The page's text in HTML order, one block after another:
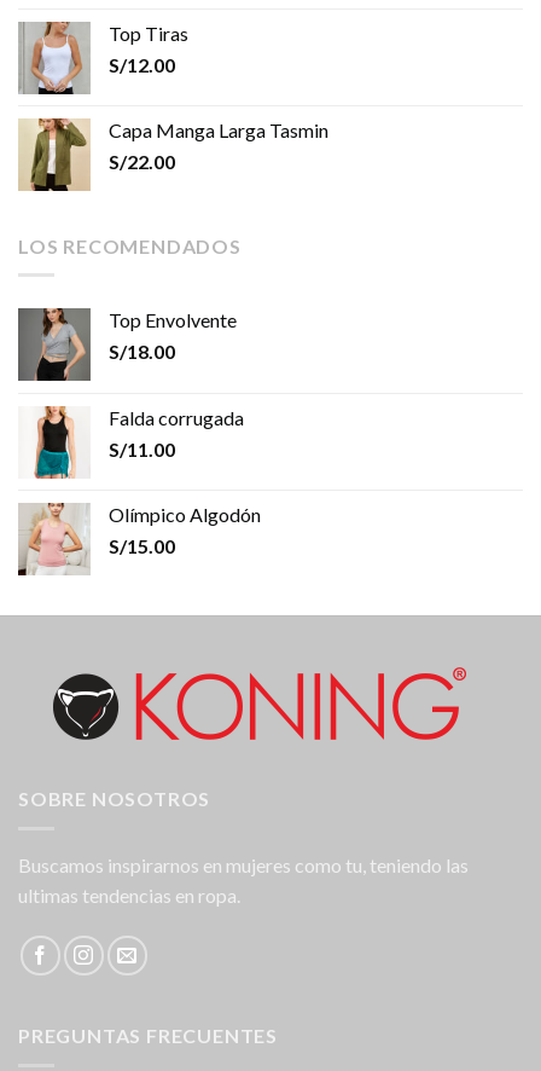
Top Tiras
S/12.00
Capa Manga Larga Tasmin
S/22.00
LOS RECOMENDADOS
Top Envolvente
S/18.00
Falda corrugada
S/11.00
Olímpico Algodón
S/15.00
SOBRE NOSOTROS
Buscamos inspirarnos en mujeres como tu, teniendo las
ultimas tendencias en ropa.
PREGUNTAS FRECUENTES